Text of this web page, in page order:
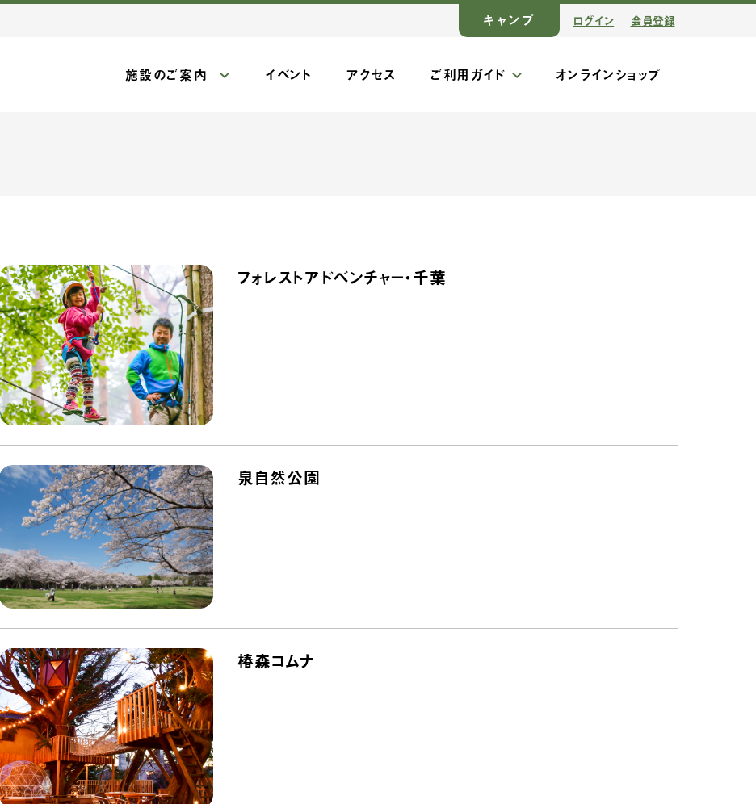
キャンプ ログイン 会員登録
施設のご案内 イベント アクセス ご利用ガイド オンラインショップ
フォレストアドベンチャー・千葉
泉自然公園
椿森コムナ